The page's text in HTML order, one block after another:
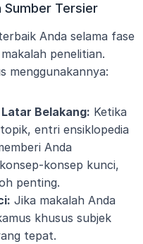
Sumber Tersier
Anda selama fase
penelitian.
menggunakannya:
Belakang: Ketika
entri ensiklopedia
Anda
konsep kunci,
penting.
Jika makalah Anda
khusus subjek
tepat.